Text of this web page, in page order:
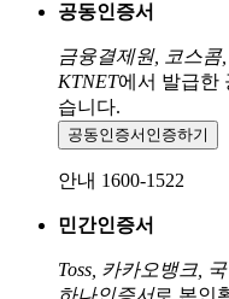
공동인증서
금융결제원, 코스
KTNET에서 발급한
습니다.
공동인증서 인증하기
안내 1600-1522
민간인증서
Toss, 카카오뱅크,